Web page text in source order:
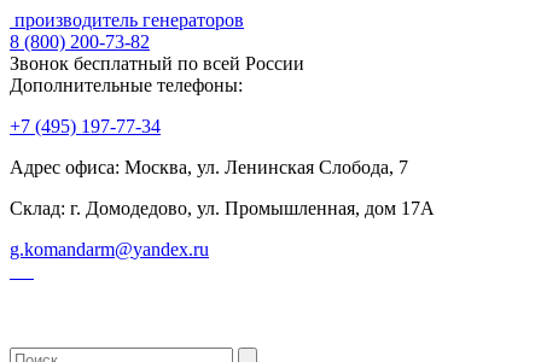
производитель генераторов
8 (800) 200-73-82
Звонок бесплатный по всей России
Дополнительные телефоны:
+7 (495) 197-77-34
Адрес офиса: Москва, ул. Ленинская Слобода, 7
Склад: г. Домодедово, ул. Промышленная, дом 17А
g.komandarm@yandex.ru